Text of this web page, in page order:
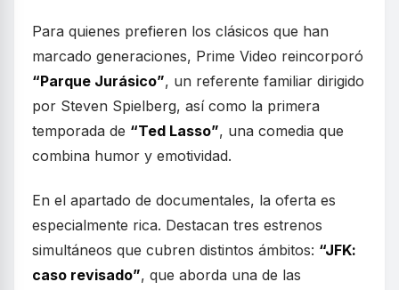
Para quienes prefieren los clásicos que han
marcado generaciones, Prime Video reincorporó
“Parque Jurásico”, un referente familiar dirigido
por Steven Spielberg, así como la primera
temporada de “Ted Lasso”, una comedia que
combina humor y emotividad.
En el apartado de documentales, la oferta es
especialmente rica. Destacan tres estrenos
simultáneos que cubren distintos ámbitos: “JFK:
caso revisado”, que aborda una de las